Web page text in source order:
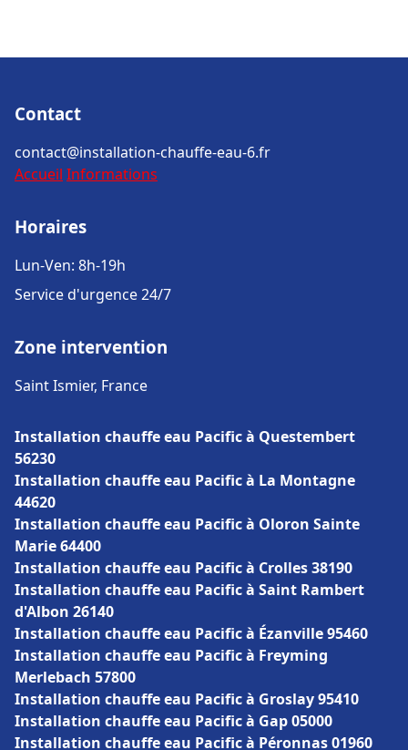
Contact
contact@installation-chauffe-eau-6.fr
Accueil Informations
Horaires
Lun-Ven: 8h-19h
Service d'urgence 24/7
Zone intervention
Saint Ismier, France
Installation chauffe eau Pacific à Questembert
56230
Installation chauffe eau Pacific à La Montagne
44620
Installation chauffe eau Pacific à Oloron Sainte
Marie 64400
Installation chauffe eau Pacific à Crolles 38190
Installation chauffe eau Pacific à Saint Rambert
d'Albon 26140
Installation chauffe eau Pacific à Ézanville 95460
Installation chauffe eau Pacific à Freyming
Merlebach 57800
Installation chauffe eau Pacific à Groslay 95410
Installation chauffe eau Pacific à Gap 05000
Installation chauffe eau Pacific à Péronnas 01960